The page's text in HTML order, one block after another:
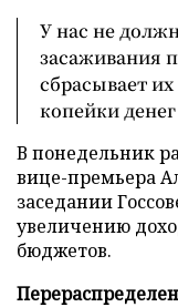
У нас не
засаживания
сбрасывает
копейки
В понедельник
вице-премьера
заседании
увеличению
бюджетов.